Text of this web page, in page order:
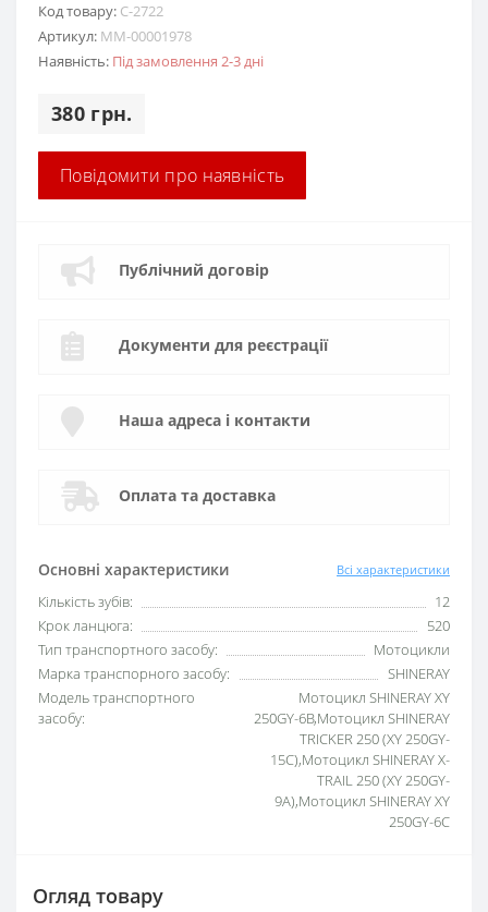
Код товару: C-2722
Артикул: MM-00001978
Наявність: Під замовлення 2-3 дні
380 грн.
Повідомити про наявність
Основні характеристики Всі характеристики
Кількість зубів:
12
Крок ланцюга:
520
Тип транспортного засобу:
Мотоцикли
Марка транспорного засобу:
SHINERAY
Модель транспортного
засобу:
Мотоцикл SHINERAY XY
250GY-6B,Мотоцикл SHINERAY
TRICKER 250 (XY 250GY-
15С),Мотоцикл SHINERAY X-
TRAIL 250 (XY 250GY-
9A),Мотоцикл SHINERAY XY
250GY-6C
Публічний договір
Документи для реєстрації
Наша адреса і контакти
Оплата та доставка
Огляд товару